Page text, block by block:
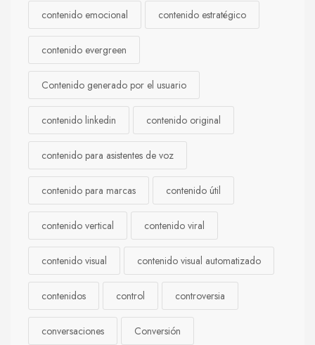
contenido emocional contenido estratégico
contenido evergreen
Contenido generado por el usuario
contenido linkedin contenido original
contenido para asistentes de voz
contenido para marcas contenido útil
contenido vertical contenido viral
contenido visual contenido visual automatizado
contenidos control controversia
conversaciones Conversión